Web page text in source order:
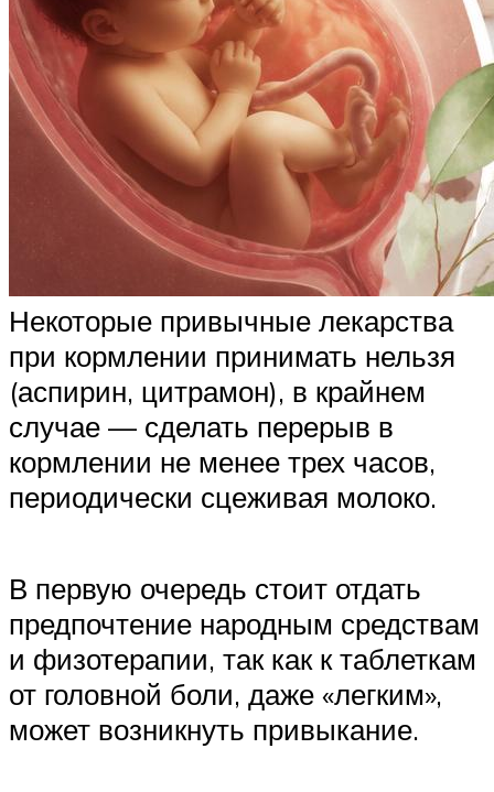
Некоторые привычные лекарства
при кормлении принимать нельзя
(аспирин, цитрамон), в крайнем
случае — сделать перерыв в
кормлении не менее трех часов,
периодически сцеживая молоко.
В первую очередь стоит отдать
предпочтение народным средствам
и физотерапии, так как к таблеткам
от головной боли, даже «легким»,
может возникнуть привыкание.